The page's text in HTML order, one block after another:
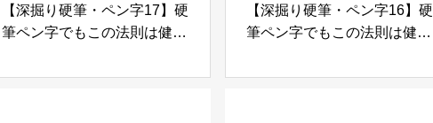
【深掘り硬筆・ペン字17】硬
筆ペン字でもこの法則は健
るように書くということ
【深掘り硬筆・ペン字16】硬
筆ペン字でもこの法則は健
すべし！